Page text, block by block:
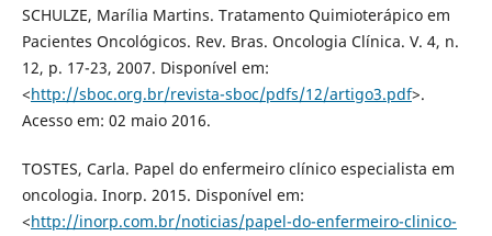
SCHULZE, Marília Martins. Tratamento Quimioterápico em
Pacientes Oncológicos. Rev. Bras. Oncologia Clínica. V. 4, n.
12, p. 17-23, 2007. Disponível em:
<http://sboc.org.br/revista-sboc/pdfs/12/artigo3.pdf>.
Acesso em: 02 maio 2016.
TOSTES, Carla. Papel do enfermeiro clínico especialista em
oncologia. Inorp. 2015. Disponível em:
<http://inorp.com.br/noticias/papel-do-enfermeiro-clinico-